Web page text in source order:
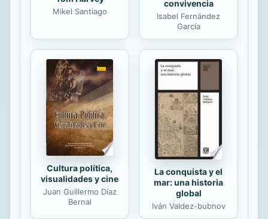
Mikel Santiago
convivencia
Isabel Fernández
García
Cultura política,
visualidades y cine
Juan Guillermo Díaz
Bernal
La conquista y el
mar: una historia
global
Iván Valdez-bubnov